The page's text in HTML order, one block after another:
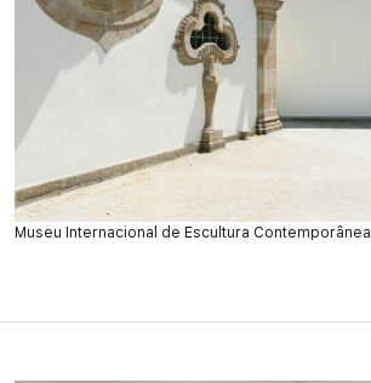
Museu Internacional de Escultura Contemporânea